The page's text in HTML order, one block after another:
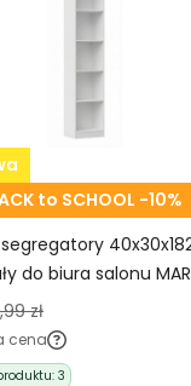
to SCHOOL -10%
segregatory
do biura salonu
zł
cena
3